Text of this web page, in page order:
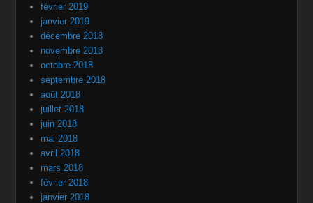
février 2019
janvier 2019
décembre 2018
novembre 2018
octobre 2018
septembre 2018
août 2018
juillet 2018
juin 2018
mai 2018
avril 2018
mars 2018
février 2018
janvier 2018